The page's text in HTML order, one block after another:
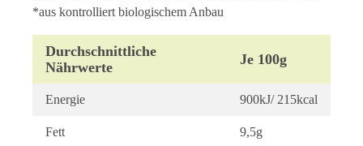
*aus kontrolliert biologischem Anbau
Durchschnittliche
Nährwerte
Je 100g
Energie 900kJ/ 215kcal
Fett 9,5g